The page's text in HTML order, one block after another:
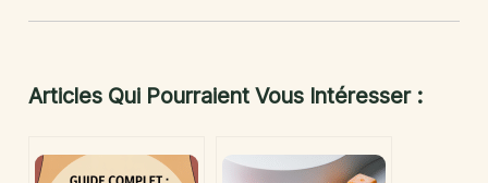
Articles Qui Pourraient Vous Intéresser :